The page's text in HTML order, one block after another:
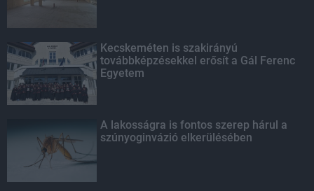
Kecskeméten is szakirányú
továbbképzésekkel erősít a Gál Ferenc
Egyetem
A lakosságra is fontos szerep hárul a
szúnyoginvázió elkerülésében